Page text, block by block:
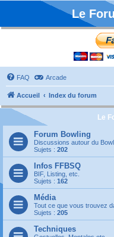
Le
FAQ Arcade
Accueil Index du forum
Le
Forum Bowling
Discussions autour du
Sujets : 202
Infos FFBSQ
BIF, Listing, etc.
Sujets : 162
Média
Tout ce que vous trouvez
Sujets : 205
Techniques